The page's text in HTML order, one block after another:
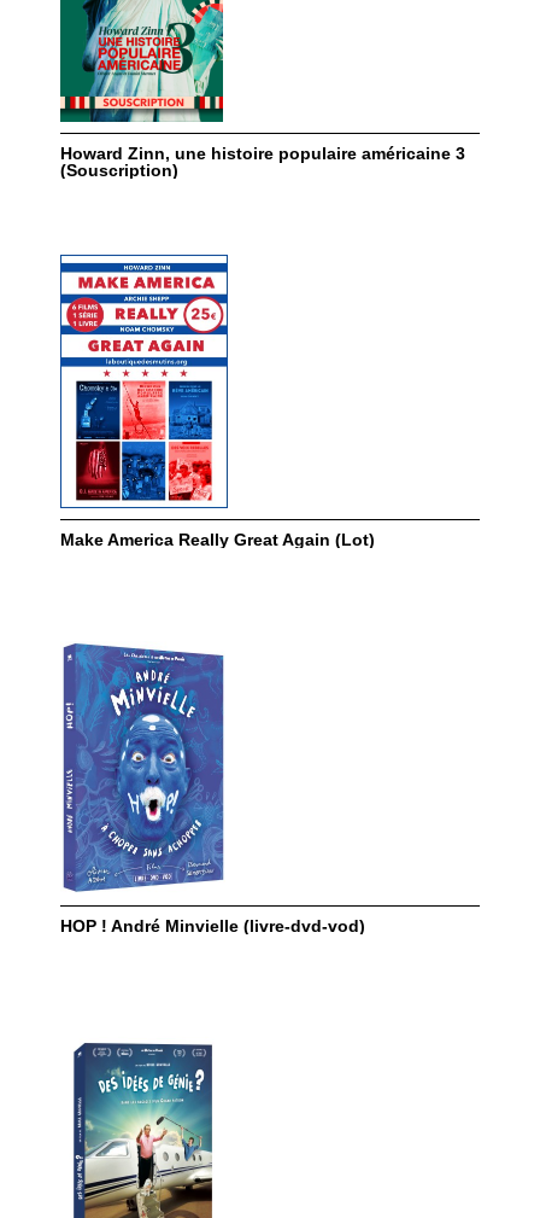
Howard Zinn, une histoire populaire américaine 3
(Souscription)
Make America Really Great Again (Lot)
HOP ! André Minvielle (livre-dvd-vod)